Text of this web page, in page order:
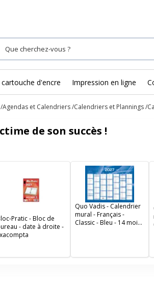
d'encre Impression en ligne
Agendas et Calendriers Calendriers et Plannings
de son succès !
Pratic - Bloc de
- date à droite -
Quo Vadis - Calendrier
mural - Français -
Classic - Bleu - 14 mois
Fabrication française